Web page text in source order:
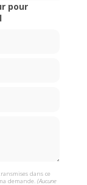
pour
dans ce
demande.(Aucune